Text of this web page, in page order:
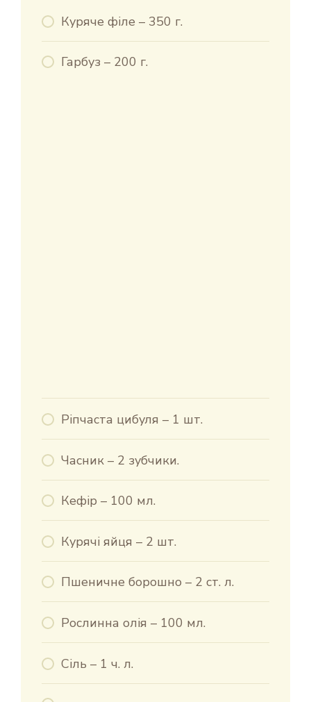
Куряче філе – 350 г.
Гарбуз – 200 г.
Ріпчаста цибуля – 1 шт.
Часник – 2 зубчики.
Кефір – 100 мл.
Курячі яйця – 2 шт.
Пшеничне борошно – 2 ст. л.
Рослинна олія – 100 мл.
Сіль – 1 ч. л.